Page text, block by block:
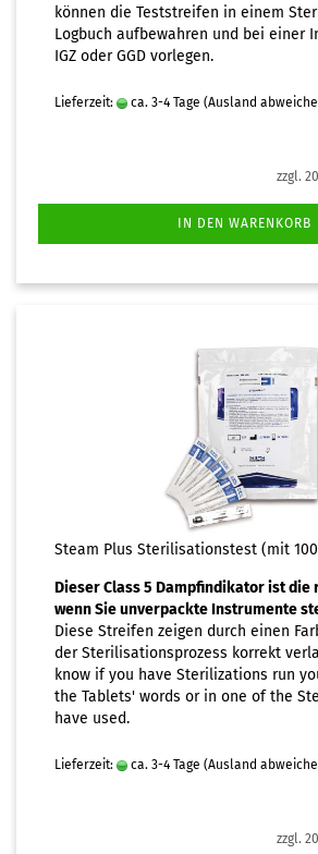
können die Teststreifen in einem
Logbuch aufbewahren und bei einer
IGZ oder GGD vorlegen.
Lieferzeit: ca. 3-4 Tage (Ausland
zzgl.
IN DEN WARENKORB
Steam Plus Sterilisationstest (mit
Dieser Class 5 Dampfindikator ist die
wenn Sie unverpackte Instrumente
Diese Streifen zeigen durch einen
der Sterilisationsprozess korrekt
know if you have Sterilizations run
the Tablets' words or in one of the
have used.
Lieferzeit: ca. 3-4 Tage (Ausland
zzgl.